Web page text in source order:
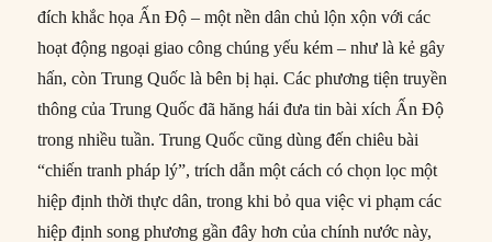
đích khắc họa Ấn Độ – một nền dân chủ lộn xộn với các
hoạt động ngoại giao công chúng yếu kém – như là kẻ gây
hấn, còn Trung Quốc là bên bị hại. Các phương tiện truyền
thông của Trung Quốc đã hăng hái đưa tin bài xích Ấn Độ
trong nhiều tuần. Trung Quốc cũng dùng đến chiêu bài
“chiến tranh pháp lý”, trích dẫn một cách có chọn lọc một
hiệp định thời thực dân, trong khi bỏ qua việc vi phạm các
hiệp định song phương gần đây hơn của chính nước này,